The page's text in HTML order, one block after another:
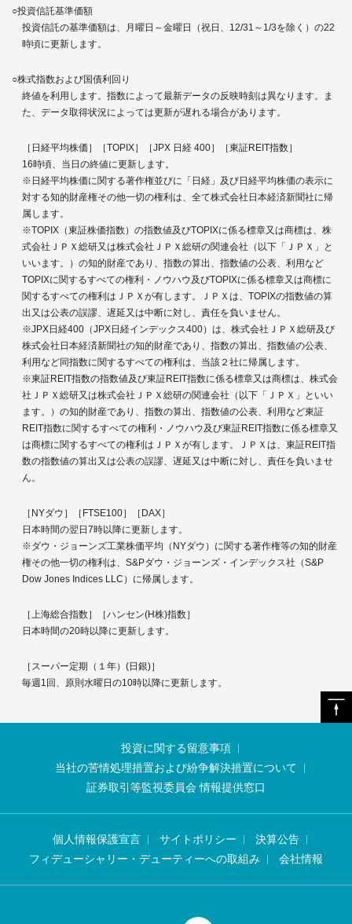
○投資信託基準価額
投資信託の基準価額は、月曜日～金曜日（祝日、12/31～1/3を除く）の22
時頃に更新します。
○株式指数および国債利回り
終値を利用します。指数によって最新データの反映時刻は異なります。ま
た、データ取得状況によっては更新が遅れる場合があります。
［日経平均株価］［TOPIX］［JPX 日経 400］［東証REIT指数］
16時頃、当日の終値に更新します。
※日経平均株価に関する著作権並びに「日経」及び日経平均株価の表示に
対する知的財産権その他一切の権利は、全て株式会社日本経済新聞社に帰
属します。
※TOPIX（東証株価指数）の指数値及びTOPIXに係る標章又は商標は、株
式会社ＪＰＸ総研又は株式会社ＪＰＸ総研の関連会社（以下「ＪＰＸ」と
いいます。）の知的財産であり、指数の算出、指数値の公表、利用など
TOPIXに関するすべての権利・ノウハウ及びTOPIXに係る標章又は商標に
関するすべての権利はＪＰＸが有します。ＪＰＸは、TOPIXの指数値の算
出又は公表の誤謬、遅延又は中断に対し、責任を負いません。
※JPX日経400（JPX日経インデックス400）は、株式会社ＪＰＸ総研及び
株式会社日本経済新聞社の知的財産であり、指数の算出、指数値の公表、
利用など同指数に関するすべての権利は、当該２社に帰属します。
※東証REIT指数の指数値及び東証REIT指数に係る標章又は商標は、株式会
社ＪＰＸ総研又は株式会社ＪＰＸ総研の関連会社（以下「ＪＰＸ」といい
ます。）の知的財産であり、指数の算出、指数値の公表、利用など東証
REIT指数に関するすべての権利・ノウハウ及び東証REIT指数に係る標章又
は商標に関するすべての権利はＪＰＸが有します。ＪＰＸは、東証REIT指
数の指数値の算出又は公表の誤謬、遅延又は中断に対し、責任を負いませ
ん。
［NYダウ］［FTSE100］［DAX］
日本時間の翌日7時以降に更新します。
※ダウ・ジョーンズ工業株価平均（NYダウ）に関する著作権等の知的財産
権その他一切の権利は、S&Pダウ・ジョーンズ・インデックス社（S&P
Dow Jones Indices LLC）に帰属します。
［上海総合指数］［ハンセン(H株)指数］
日本時間の20時以降に更新します。
［スーパー定期（１年）(日銀)］
毎週1回、原則水曜日の10時以降に更新します。
投資に関する留意事項
当社の苦情処理措置および紛争解決措置について
証券取引等監視委員会 情報提供窓口
個人情報保護宣言 サイトポリシー
決算公告
フィデューシャリー・デューティーへの取組み
会社情報